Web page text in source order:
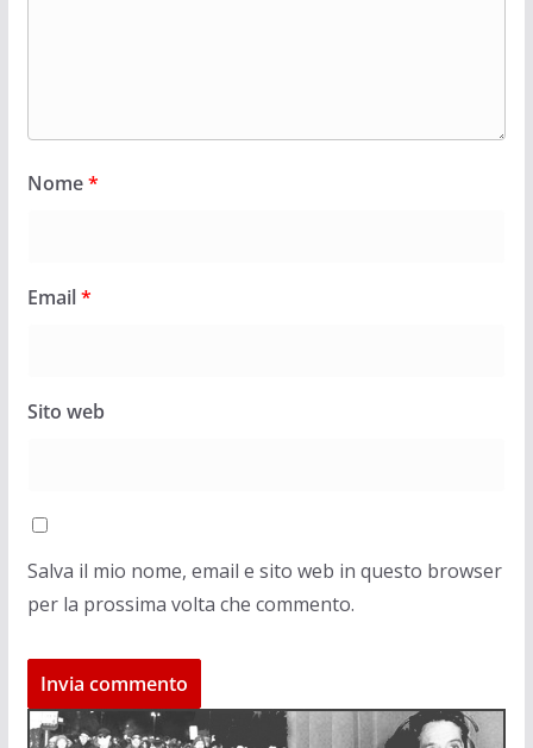
Nome*
Email*
Sito web
Salva il mio nome, email e sito web in questo browser
per la prossima volta che commento.